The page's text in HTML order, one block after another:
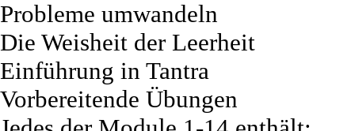
Probleme umwandeln
Die Weisheit der Leerheit
Einführung in Tantra
Vorbereitende Übungen